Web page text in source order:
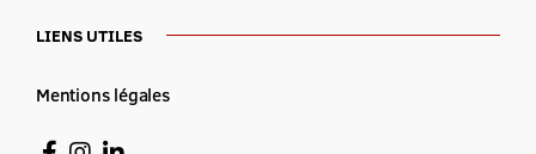
LIENS UTILES
Mentions légales